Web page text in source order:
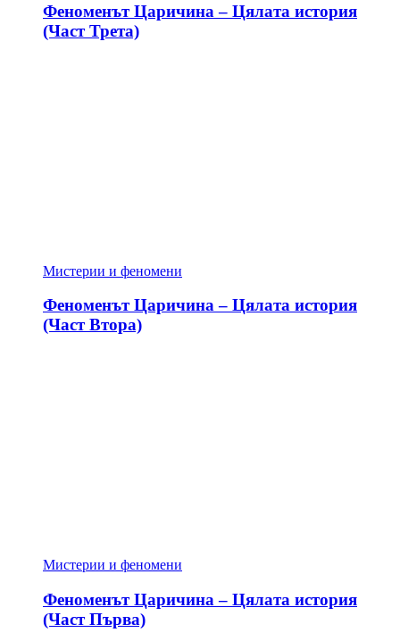
Феноменът Царичина – Цялата история
(Част Трета)
Мистерии и феномени
Феноменът Царичина – Цялата история
(Част Втора)
Мистерии и феномени
Феноменът Царичина – Цялата история
(Част Първа)